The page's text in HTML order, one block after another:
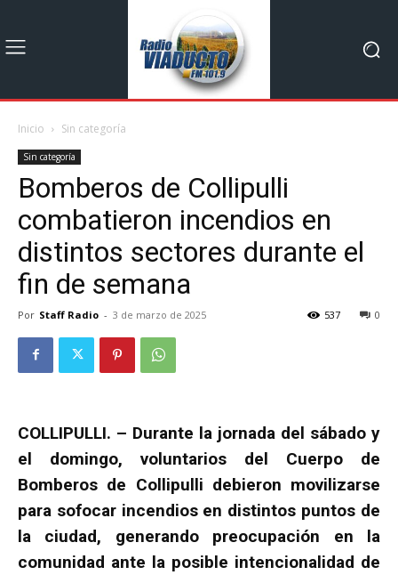
Inicio Sin categoría
Sin categoría
Bomberos de Collipulli
combatieron incendios en
distintos sectores durante el
fin de semana
Por Staff Radio - 3 de marzo de 2025 0
537
COLLIPULLI. – Durante la jornada del sábado y
el domingo, voluntarios del Cuerpo de
Bomberos de Collipulli debieron movilizarse
para sofocar incendios en distintos puntos de
la ciudad, generando preocupación en la
comunidad ante la posible intencionalidad de